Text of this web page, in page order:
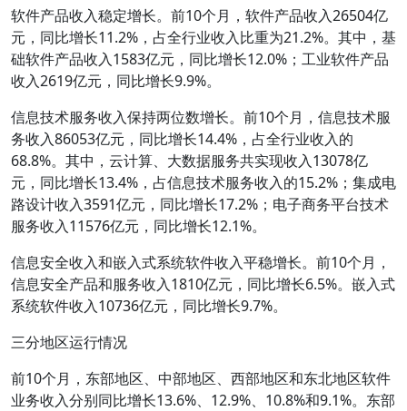
软件产品收入稳定增长。前10个月，软件产品收入26504亿
元，同比增长11.2%，占全行业收入比重为21.2%。其中，基
础软件产品收入1583亿元，同比增长12.0%；工业软件产品
收入2619亿元，同比增长9.9%。
信息技术服务收入保持两位数增长。前10个月，信息技术服
务收入86053亿元，同比增长14.4%，占全行业收入的
68.8%。其中，云计算、大数据服务共实现收入13078亿
元，同比增长13.4%，占信息技术服务收入的15.2%；集成电
路设计收入3591亿元，同比增长17.2%；电子商务平台技术
服务收入11576亿元，同比增长12.1%。
信息安全收入和嵌入式系统软件收入平稳增长。前10个月，
信息安全产品和服务收入1810亿元，同比增长6.5%。嵌入式
系统软件收入10736亿元，同比增长9.7%。
三分地区运行情况
前10个月，东部地区、中部地区、西部地区和东北地区软件
业务收入分别同比增长13.6%、12.9%、10.8%和9.1%。东部